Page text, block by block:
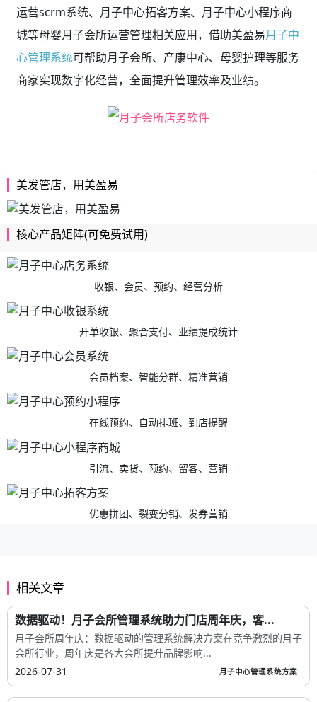
运营scrm系统、月子中心拓客方案、月子中心小程序商
城等母婴月子会所运营管理相关应用，借助美盈易月子中
心管理系统可帮助月子会所、产康中心、母婴护理等服务
商家实现数字化经营，全面提升管理效率及业绩。
美发管店，用美盈易
核心产品矩阵(可免费试用)
收银、会员、预约、经营分析
开单收银、聚合支付、业绩提成统计
会员档案、智能分群、精准营销
在线预约、自动排班、到店提醒
引流、卖货、预约、留客、营销
优惠拼团、裂变分销、发券营销
相关文章
数据驱动！月子会所管理系统助力门店周年庆，客...
月子会所周年庆：数据驱动的管理系统解决方案在竞争激烈的月子
会所行业，周年庆是各大会所提升品牌影响...
2026-07-31
月子中心管理系统方案